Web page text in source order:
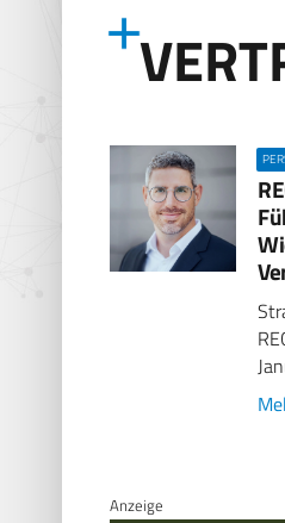
Anzeige